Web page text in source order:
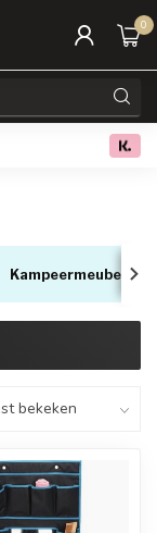
0
Gratis
Kampeermeubelen